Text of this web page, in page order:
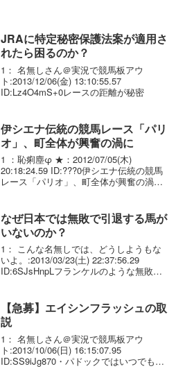
JRAに特定秘密保護法案が適用さ
れたら困るのか？
1： 名無しさん＠実況で競馬板アウ
ト:2013/12/06(金) 13:10:55.57
ID:Lz4O4mS+0レースの距離が秘密
伊シエナ伝統の競馬レース「パリ
オ」、町全体が興奮の渦に
1 ：恥痢塵φ ★：2012/07/05(木)
20:18:24.59 ID:???0伊シエナ伝統の競馬
レース「パリオ」、町全体が興奮の渦に
行われた。 町の地区別対抗レ...
なぜ日本では無敗で引退する馬が
いないのか？
1： こんな名無しでは、どうしようもな
いよ。:2013/03/23(土) 22:37:56.29
ID:6SJsHnpLフランケルのような無敗で
い記録 トキノミノルやマル...
【急募】エイシンフラッシュの取
説
1： 名無しさん＠実況で競馬板アウ
ト:2013/10/06(日) 16:15:07.95
ID:SS9iJg870・パドックではいつでもイ